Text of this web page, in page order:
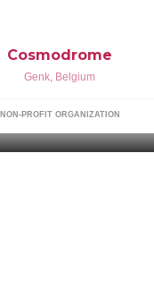
Cosmodrome
Genk, Belgium
NON-PROFIT ORGANIZATION